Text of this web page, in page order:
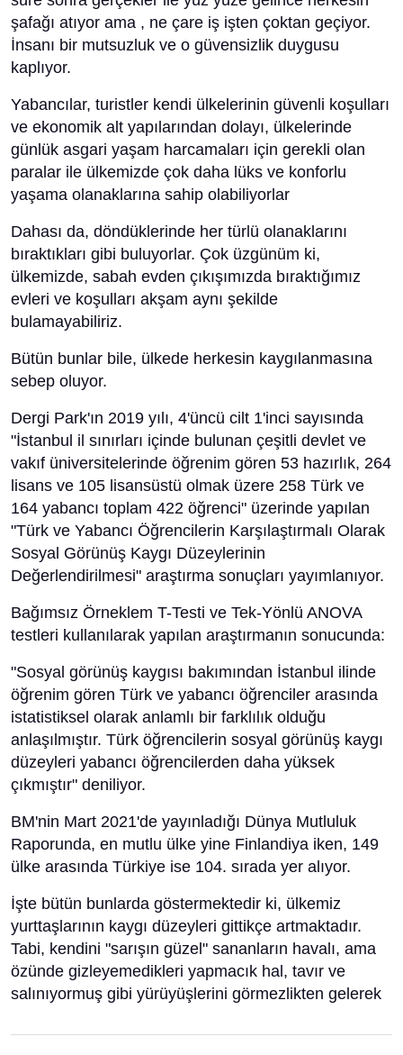
şafağı atıyor ama , ne çare iş işten çoktan geçiyor.
İnsanı bir mutsuzluk ve o güvensizlik duygusu
kaplıyor.
Yabancılar, turistler kendi ülkelerinin güvenli koşulları
ve ekonomik alt yapılarından dolayı, ülkelerinde
günlük asgari yaşam harcamaları için gerekli olan
paralar ile ülkemizde çok daha lüks ve konforlu
yaşama olanaklarına sahip olabiliyorlar
Dahası da, döndüklerinde her türlü olanaklarını
bıraktıkları gibi buluyorlar. Çok üzgünüm ki,
ülkemizde, sabah evden çıkışımızda bıraktığımız
evleri ve koşulları akşam aynı şekilde
bulamayabiliriz.
Bütün bunlar bile, ülkede herkesin kaygılanmasına
sebep oluyor.
Dergi Park'ın 2019 yılı, 4'üncü cilt 1'inci sayısında
"İstanbul il sınırları içinde bulunan çeşitli devlet ve
vakıf üniversitelerinde öğrenim gören 53 hazırlık, 264
lisans ve 105 lisansüstü olmak üzere 258 Türk ve
164 yabancı toplam 422 öğrenci" üzerinde yapılan
"Türk ve Yabancı Öğrencilerin Karşılaştırmalı Olarak
Sosyal Görünüş Kaygı Düzeylerinin
Değerlendirilmesi" araştırma sonuçları yayımlanıyor.
Bağımsız Örneklem T-Testi ve Tek-Yönlü ANOVA
testleri kullanılarak yapılan araştırmanın sonucunda:
"Sosyal görünüş kaygısı bakımından İstanbul ilinde
öğrenim gören Türk ve yabancı öğrenciler arasında
istatistiksel olarak anlamlı bir farklılık olduğu
anlaşılmıştır. Türk öğrencilerin sosyal görünüş kaygı
düzeyleri yabancı öğrencilerden daha yüksek
çıkmıştır" deniliyor.
BM'nin Mart 2021'de yayınladığı Dünya Mutluluk
Raporunda, en mutlu ülke yine Finlandiya iken, 149
ülke arasında Türkiye ise 104. sırada yer alıyor.
İşte bütün bunlarda göstermektedir ki, ülkemiz
yurttaşlarının kaygı düzeyleri gittikçe artmaktadır.
Tabi, kendini "sarışın güzel" sananların havalı, ama
özünde gizleyemedikleri yapmacık hal, tavır ve
salınıyormuş gibi yürüyüşlerini görmezlikten gelerek